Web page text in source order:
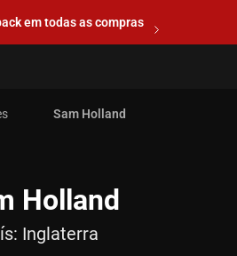
em todas as compras
Sam Holland
Holland
Inglaterra